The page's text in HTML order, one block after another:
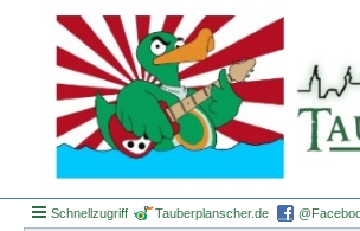
Schnellzugriff Tauberplanscher.de